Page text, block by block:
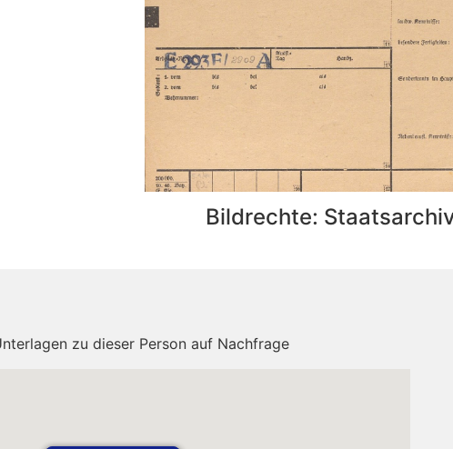
Bildrechte:
zu dieser Person auf Nachfrage